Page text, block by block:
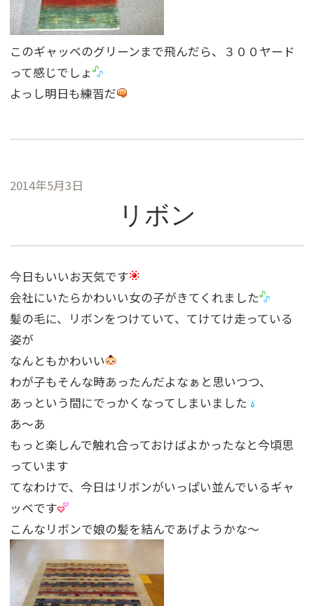
このギャッベのグリーンまで飛んだら、３００ヤード
って感じでしょ
よっし明日も練習だ
2014年5月3日
リボン
今日もいいお天気です
会社にいたらかわいい女の子がきてくれました
髪の毛に、リボンをつけていて、てけてけ走っている
姿が
なんともかわいい
わが子もそんな時あったんだよなぁと思いつつ、
あっという間にでっかくなってしまいました
あ〜あ
もっと楽しんで触れ合っておけばよかったなと今頃思
っています
てなわけで、今日はリボンがいっぱい並んでいるギャ
ッベです
こんなリボンで娘の髪を結んであげようかな〜